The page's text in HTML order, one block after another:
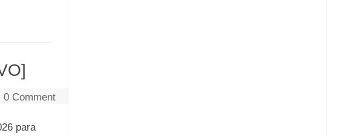
0 Comment
para